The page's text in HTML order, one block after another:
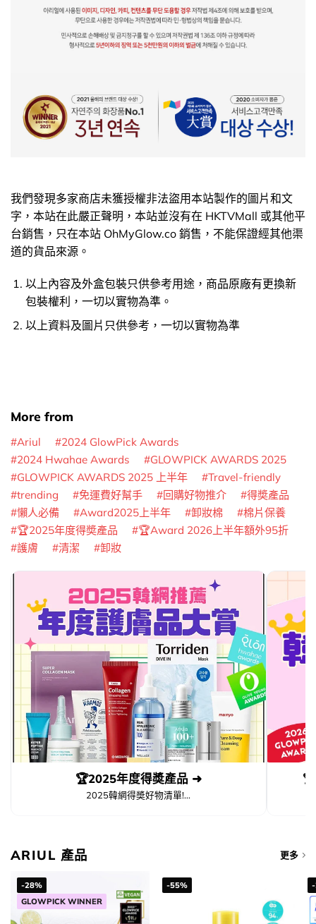
加入購物袋
我們發現多家商店未獲授權非法盜用本站製作的圖片和文
字，本站在此嚴正聲明，本站並沒有在 HKTVMall 或其他平
台銷售，只在本站 OhMyGlow.co 銷售，不能保證經其他渠
道的貨品來源。
以上內容及外盒包裝只供參考用途，商品原廠有更換新
包裝權利，一切以實物為準。
以上資料及圖片只供參考，一切以實物為準
More from
Ariul
2024 GlowPick Awards
2024 Hwahae Awards
GLOWPICK AWARDS 2025
GLOWPICK AWARDS 2025 上半年
Travel-friendly
trending
免運費好幫手 回購好物推介
得奬產品
懶人必備
Award2025上半年 卸妝棉
棉片保養
🏆2025年度得奬產品
🏆Award 2026上半年額外95折
護膚
清潔 卸妝
🏆2025年度得奬產品 ➜
2025韓網得奬好物清單!...
ARIUL 產品 更多
-28%
GLOWPICK WINNER
-55%